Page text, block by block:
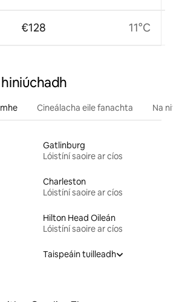
€128 11°C
Cineálacha eile fanachta Na
Gatlinburg
Lóistíní saoire ar cíos
Charleston
Lóistíní saoire ar cíos
Hilton Head Oileán
Lóistíní saoire ar cíos
Taispeáin tuilleadh